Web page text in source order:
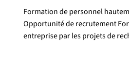
Formation de personnel
Opportunité de recrutement
entreprise par les projets de